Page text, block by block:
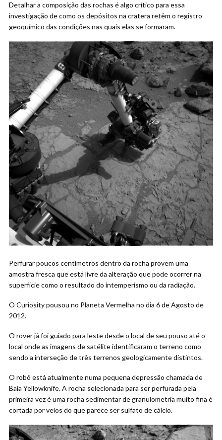
Detalhar a composição das rochas é algo crítico para essa
investigação de como os depósitos na cratera retêm o registro
geoquímico das condições nas quais elas se formaram.
Perfurar poucos centímetros dentro da rocha provem uma
amostra fresca que está livre da alteração que pode ocorrer na
superfície como o resultado do intemperismo ou da radiação.
O Curiosity pousou no Planeta Vermelha no dia 6 de Agosto de
2012.
O rover já foi guiado para leste desde o local de seu pouso até o
local onde as imagens de satélite identificaram o terreno como
sendo a interseção de três terrenos geologicamente distintos.
O robô está atualmente numa pequena depressão chamada de
Baía Yellowknife. A rocha selecionada para ser perfurada pela
primeira vez é uma rocha sedimentar de granulometria muito fina é
cortada por veios do que parece ser sulfato de cálcio.